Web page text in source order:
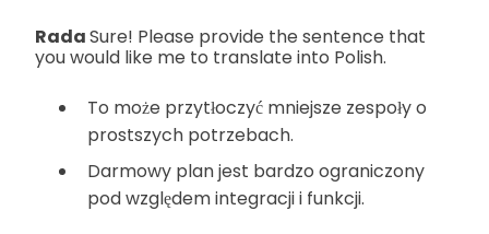
RadaSure! Please provide the sentence that
you would like me to translate into Polish.
To może przytłoczyć mniejsze zespoły o
prostszych potrzebach.
Darmowy plan jest bardzo ograniczony
pod względem integracji i funkcji.